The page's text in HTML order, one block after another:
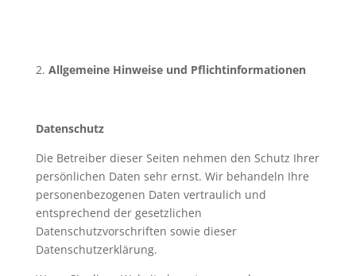
2. Allgemeine Hinweise und Pflichtinformationen
Datenschutz
Die Betreiber dieser Seiten nehmen den Schutz Ihrer
persönlichen Daten sehr ernst. Wir behandeln Ihre
personenbezogenen Daten vertraulich und
entsprechend der gesetzlichen
Datenschutzvorschriften sowie dieser
Datenschutzerklärung.